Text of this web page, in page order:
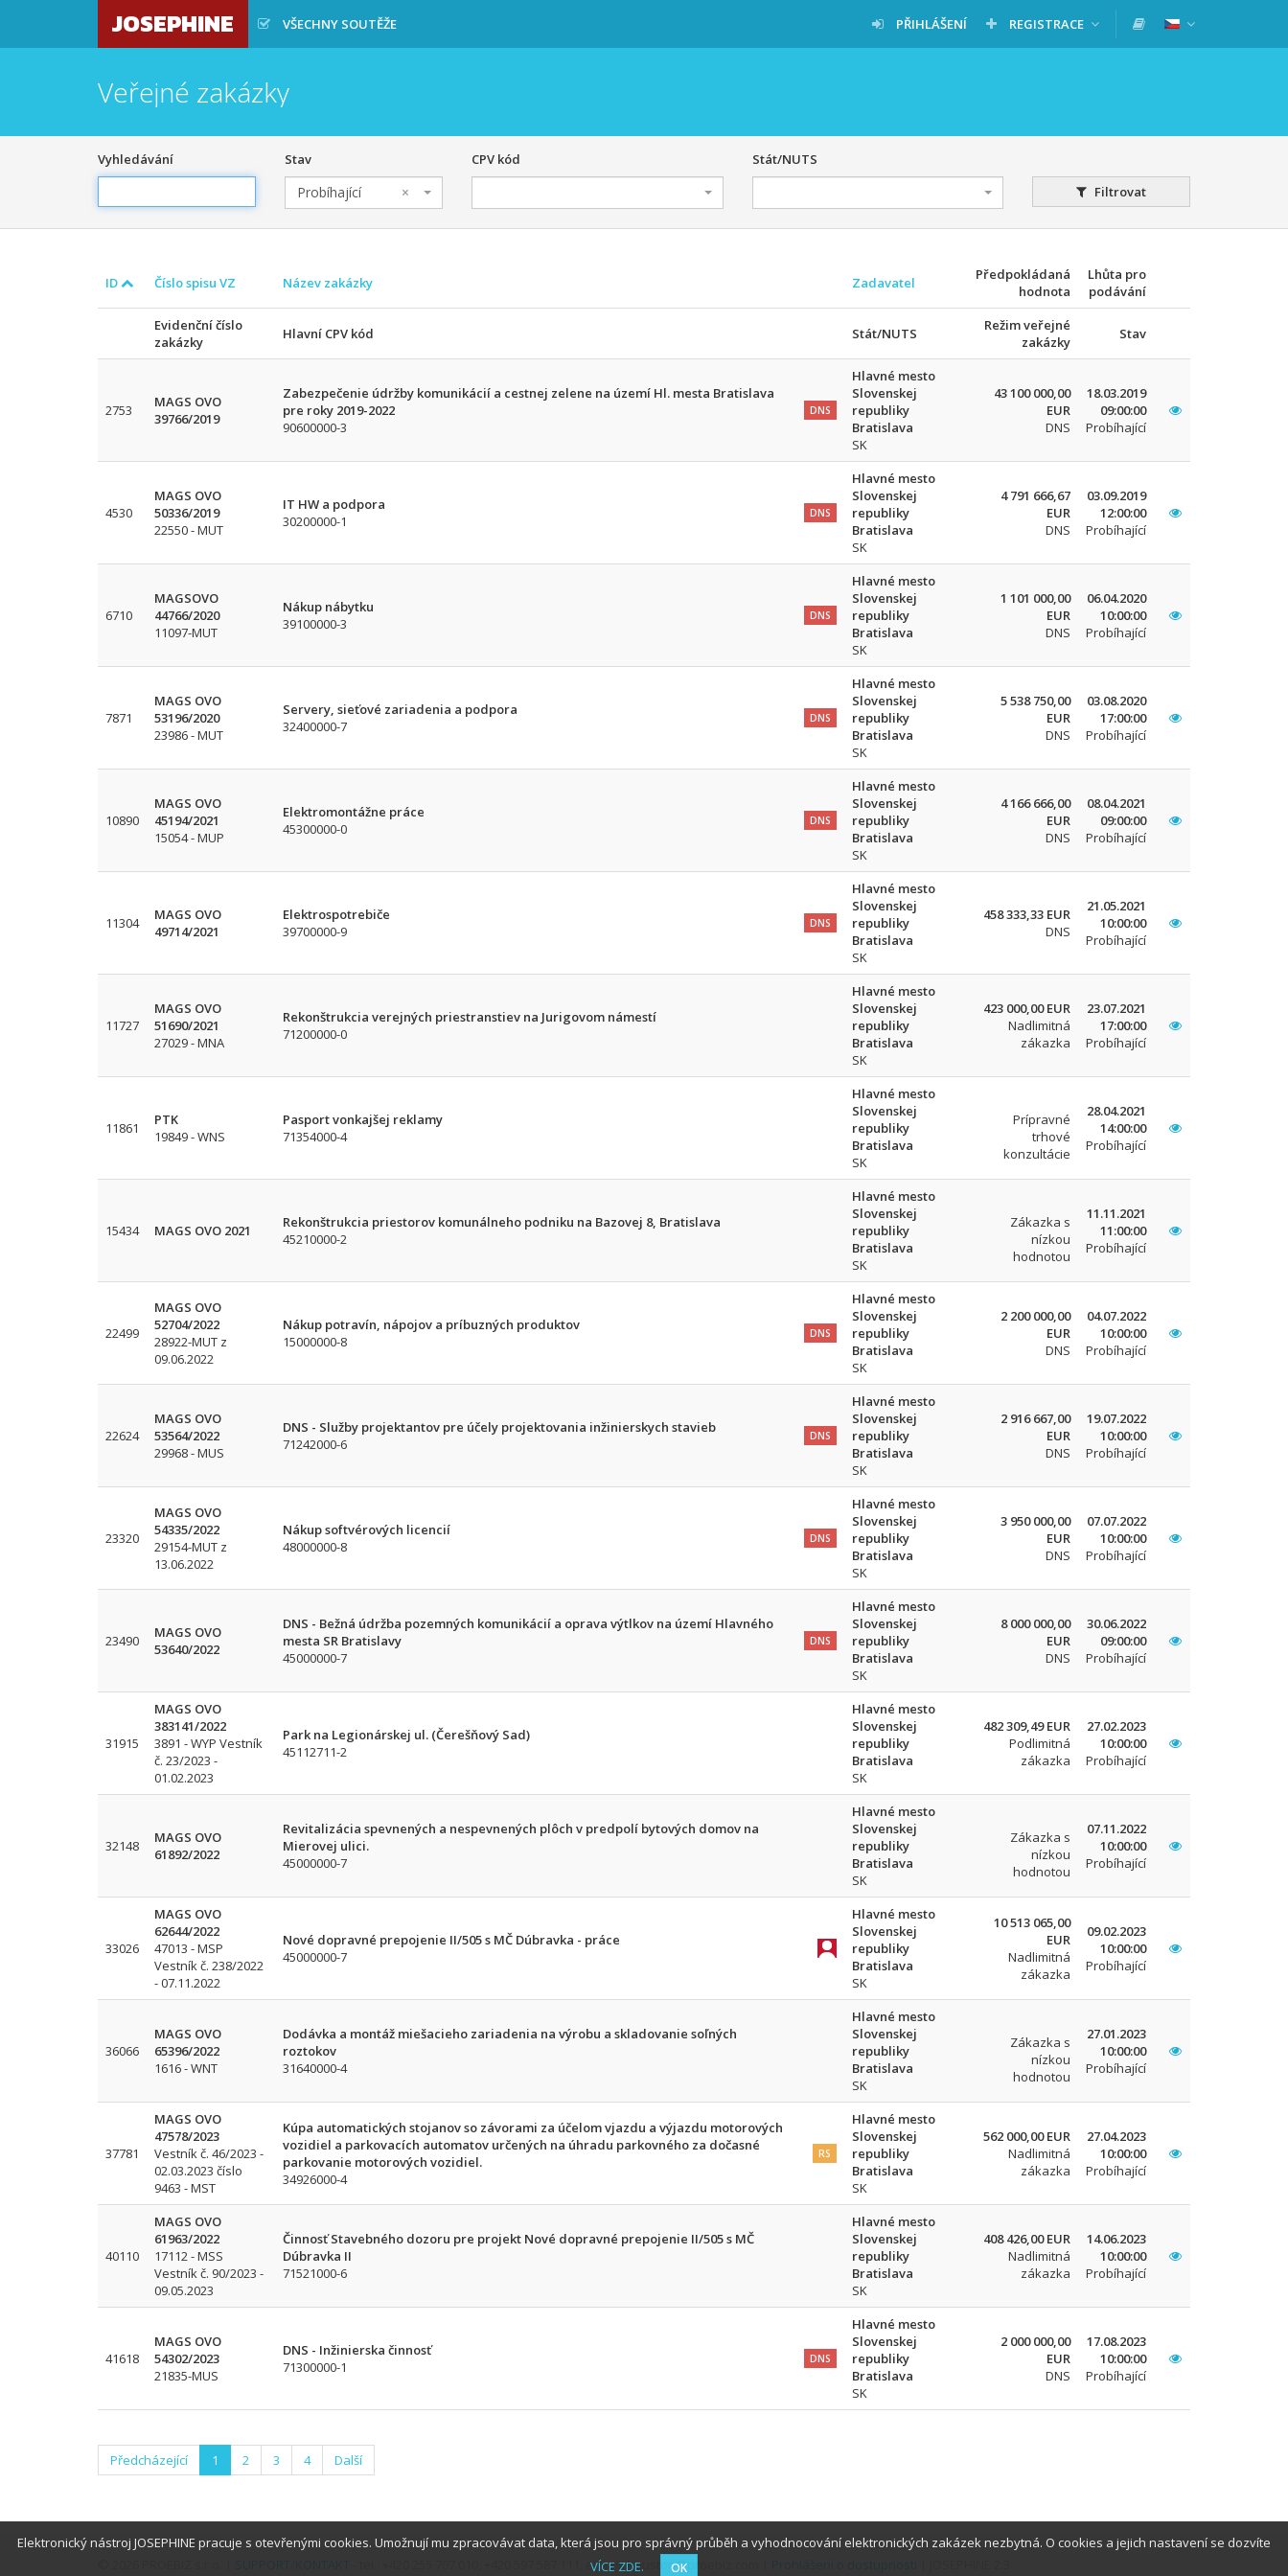
JOSEPHINE VŠECHNY SOUTĚŽE PŘIHLÁŠENÍ REGISTRACE
Veřejné zakázky
Vyhledávání Stav
×
Probíhající
CPV kód
Stát/NUTS
Filtrovat
ID Číslo spisu VZ Název zakázky Zadavatel
Předpokládaná
hodnota
Lhůta pro
podávání
Evidenční číslo
zakázky
Hlavní CPV kód Stát/NUTS
Režim veřejné
zakázky
Stav
2753
MAGS OVO
39766/2019
Zabezpečenie údržby komunikácií a cestnej zelene na území Hl. mesta Bratislava
pre roky 2019-2022
90600000-3
DNS
Hlavné mesto
Slovenskej
republiky
Bratislava
SK
43 100 000,00
EUR
DNS
18.03.2019
09:00:00
Probíhající
4530
MAGS OVO
50336/2019
22550 - MUT
IT HW a podpora
30200000-1
DNS
Hlavné mesto
Slovenskej
republiky
Bratislava
SK
4 791 666,67
EUR
DNS
03.09.2019
12:00:00
Probíhající
6710
MAGSOVO
44766/2020
11097-MUT
Nákup nábytku
39100000-3
DNS
Hlavné mesto
Slovenskej
republiky
Bratislava
SK
1 101 000,00
EUR
DNS
06.04.2020
10:00:00
Probíhající
7871
MAGS OVO
53196/2020
23986 - MUT
Servery, sieťové zariadenia a podpora
32400000-7
DNS
Hlavné mesto
Slovenskej
republiky
Bratislava
SK
5 538 750,00
EUR
DNS
03.08.2020
17:00:00
Probíhající
10890
MAGS OVO
45194/2021
15054 - MUP
Elektromontážne práce
45300000-0
DNS
Hlavné mesto
Slovenskej
republiky
Bratislava
SK
4 166 666,00
EUR
DNS
08.04.2021
09:00:00
Probíhající
11304
MAGS OVO
49714/2021
Elektrospotrebiče
39700000-9
DNS
Hlavné mesto
Slovenskej
republiky
Bratislava
SK
458 333,33 EUR
DNS
21.05.2021
10:00:00
Probíhající
11727
MAGS OVO
51690/2021
27029 - MNA
Rekonštrukcia verejných priestranstiev na Jurigovom námestí
71200000-0
Hlavné mesto
Slovenskej
republiky
Bratislava
SK
423 000,00 EUR
Nadlimitná
zákazka
23.07.2021
17:00:00
Probíhající
11861
PTK
19849 - WNS
Pasport vonkajšej reklamy
71354000-4
Hlavné mesto
Slovenskej
republiky
Bratislava
SK
Prípravné
trhové
konzultácie
28.04.2021
14:00:00
Probíhající
15434 MAGS OVO 2021
Rekonštrukcia priestorov komunálneho podniku na Bazovej 8, Bratislava
45210000-2
Hlavné mesto
Slovenskej
republiky
Bratislava
SK
Zákazka s
nízkou
hodnotou
11.11.2021
11:00:00
Probíhající
22499
MAGS OVO
52704/2022
28922-MUT z
09.06.2022
Nákup potravín, nápojov a príbuzných produktov
15000000-8
DNS
Hlavné mesto
Slovenskej
republiky
Bratislava
SK
2 200 000,00
EUR
DNS
04.07.2022
10:00:00
Probíhající
22624
MAGS OVO
53564/2022
29968 - MUS
DNS - Služby projektantov pre účely projektovania inžinierskych stavieb
71242000-6
DNS
Hlavné mesto
Slovenskej
republiky
Bratislava
SK
2 916 667,00
EUR
DNS
19.07.2022
10:00:00
Probíhající
23320
MAGS OVO
54335/2022
29154-MUT z
13.06.2022
Nákup softvérových licencií
48000000-8
DNS
Hlavné mesto
Slovenskej
republiky
Bratislava
SK
3 950 000,00
EUR
DNS
07.07.2022
10:00:00
Probíhající
23490
MAGS OVO
53640/2022
DNS - Bežná údržba pozemných komunikácií a oprava výtlkov na území Hlavného
mesta SR Bratislavy
45000000-7
DNS
Hlavné mesto
Slovenskej
republiky
Bratislava
SK
8 000 000,00
EUR
DNS
30.06.2022
09:00:00
Probíhající
31915
MAGS OVO
383141/2022
3891 - WYP Vestník
č. 23/2023 -
01.02.2023
Park na Legionárskej ul. (Čerešňový Sad)
45112711-2
Hlavné mesto
Slovenskej
republiky
Bratislava
SK
482 309,49 EUR
Podlimitná
zákazka
27.02.2023
10:00:00
Probíhající
32148
MAGS OVO
61892/2022
Revitalizácia spevnených a nespevnených plôch v predpolí bytových domov na
Mierovej ulici.
45000000-7
Hlavné mesto
Slovenskej
republiky
Bratislava
SK
Zákazka s
nízkou
hodnotou
07.11.2022
10:00:00
Probíhající
33026
MAGS OVO
62644/2022
47013 - MSP
Vestník č. 238/2022
- 07.11.2022
Nové dopravné prepojenie II/505 s MČ Dúbravka - práce
45000000-7
Hlavné mesto
Slovenskej
republiky
Bratislava
SK
10 513 065,00
EUR
Nadlimitná
zákazka
09.02.2023
10:00:00
Probíhající
36066
MAGS OVO
65396/2022
1616 - WNT
Dodávka a montáž miešacieho zariadenia na výrobu a skladovanie soľných
roztokov
31640000-4
Hlavné mesto
Slovenskej
republiky
Bratislava
SK
Zákazka s
nízkou
hodnotou
27.01.2023
10:00:00
Probíhající
37781
MAGS OVO
47578/2023
Vestník č. 46/2023 -
02.03.2023 číslo
9463 - MST
Kúpa automatických stojanov so závorami za účelom vjazdu a výjazdu motorových
vozidiel a parkovacích automatov určených na úhradu parkovného za dočasné
parkovanie motorových vozidiel.
34926000-4
RS
Hlavné mesto
Slovenskej
republiky
Bratislava
SK
562 000,00 EUR
Nadlimitná
zákazka
27.04.2023
10:00:00
Probíhající
40110
MAGS OVO
61963/2022
17112 - MSS
Vestník č. 90/2023 -
09.05.2023
Činnosť Stavebného dozoru pre projekt Nové dopravné prepojenie II/505 s MČ
Dúbravka II
71521000-6
Hlavné mesto
Slovenskej
republiky
Bratislava
SK
408 426,00 EUR
Nadlimitná
zákazka
14.06.2023
10:00:00
Probíhající
41618
MAGS OVO
54302/2023
21835-MUS
DNS - Inžinierska činnosť
71300000-1
DNS
Hlavné mesto
Slovenskej
republiky
Bratislava
SK
2 000 000,00
EUR
DNS
17.08.2023
10:00:00
Probíhající
Předcházející 1 2 3 4 Další
- tel.: +420 255 707 010, +420 597 587 111, e-mail: houston@proebiz.com |
Elektronický nástroj JOSEPHINE pracuje s otevřenými cookies. Umožnují mu zpracovávat data, která jsou pro správný průběh a vyhodnocování elektronických zakázek nezbytná. O cookies a jejich nastavení se dozvíte
VÍCE ZDE.
OK